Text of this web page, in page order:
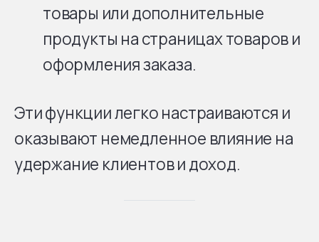
товары или дополнительные
продукты на страницах товаров и
оформления заказа.
Эти функции легко настраиваются и
оказывают немедленное влияние на
удержание клиентов и доход.